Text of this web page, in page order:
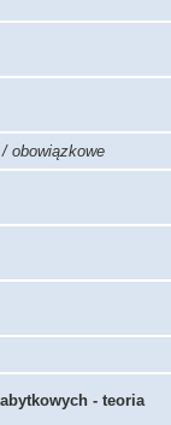
obowiązkowe
- teoria